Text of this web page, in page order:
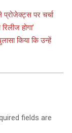
पर चर्चा
होगा’
किया कि उन्हें
fields are